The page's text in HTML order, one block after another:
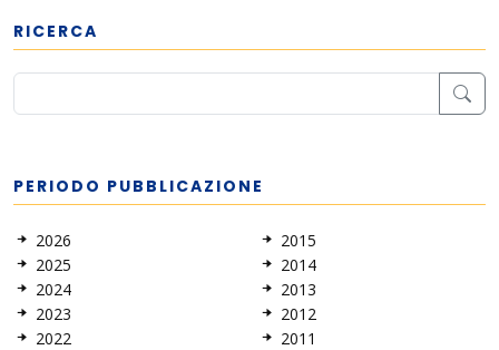
RICERCA
PERIODO PUBBLICAZIONE
2026
2025
2024
2023
2022
2015
2014
2013
2012
2011